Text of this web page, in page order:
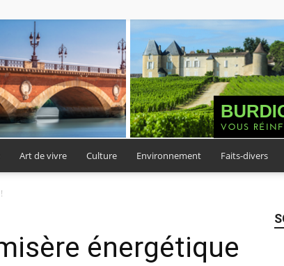
Art de vivre Culture Environnement Faits-divers
énergétique